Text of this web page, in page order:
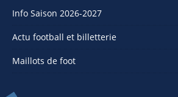
Info Saison 2026-2027
Actu football et billetterie
Maillots de foot